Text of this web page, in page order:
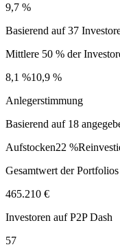
9,7 %
Basierend auf 37
Mittlere 50 % der
8,1 %10,9 %
Anlegerstimmung
Basierend auf 18
Aufstocken22 %
Gesamtwert der Portfolios
465.210 €
Investoren auf P2P Dash
57